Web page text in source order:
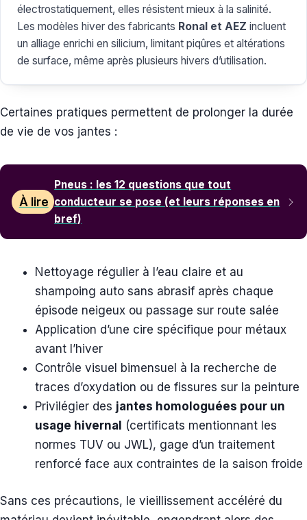
électrostatiquement, elles résistent mieux à la salinité.
Les modèles hiver des fabricants Ronal et AEZ incluent
un alliage enrichi en silicium, limitant piqûres et altérations
de surface, même après plusieurs hivers d’utilisation.
Certaines pratiques permettent de prolonger la durée
de vie de vos jantes :
À lire
Pneus : les 12 questions que tout
conducteur se pose (et leurs réponses en
bref)
Nettoyage régulier à l’eau claire et au
shampoing auto sans abrasif après chaque
épisode neigeux ou passage sur route salée
Application d’une cire spécifique pour métaux
avant l’hiver
Contrôle visuel bimensuel à la recherche de
traces d’oxydation ou de fissures sur la peinture
Privilégier des jantes homologuées pour un
usage hivernal
(certificats mentionnant les
normes TUV ou JWL), gage d’un traitement
renforcé face aux contraintes de la saison froide
Sans ces précautions, le vieillissement accéléré du